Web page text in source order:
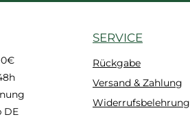
DE
SERVICE
Rückgabe
Versand & Zahlung
Widerrufsbelehrung